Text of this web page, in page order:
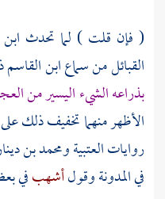
( فإن قلت ) لما تحدث
القبائل من سماعابن القاسم
بذراعه الشيء اليسير من
الأظهر منهما تخفيف ذلك على
روايات العتبيةومحمد بن
في المدونة وقولأشهبفي